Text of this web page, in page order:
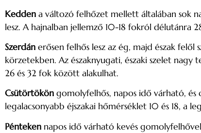
Kedden a változó felhőzet mellett általában sok
lesz. A hajnalban jellemző 10-18 fokról délutánra
Szerdán erősen felhős lesz az ég, majd észak
körzetekben. Az északnyugati, északi szelet nagy
26 és 32 fok között alakulhat.
Csütörtökön gomolyfelhős, napos idő várható, és
legalacsonyabb éjszakai hőmérséklet 10 és 18, a
Pénteken napos idő várható kevés